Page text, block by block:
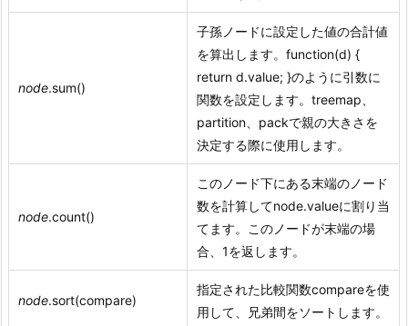
node.sum()
子孫ノードに設定した値の合計値
を算出します。function(d) {
return d.value; }のように引数に
関数を設定します。treemap、
partition、packで親の大きさを
決定する際に使用します。
node.count()
このノード下にある末端のノード
数を計算してnode.valueに割り当
てます。このノードが末端の場
合、1を返します。
node.sort(compare)
指定された比較関数compareを使
用して、兄弟間をソートします。